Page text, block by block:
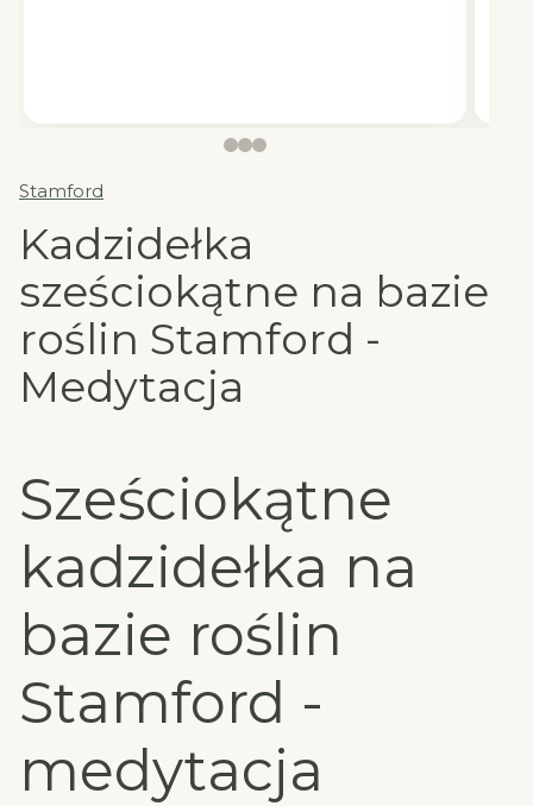
Stamford
Kadzidełka
sześciokątne na bazie
roślin Stamford -
Medytacja
Sześciokątne
kadzidełka na
bazie roślin
Stamford -
medytacja